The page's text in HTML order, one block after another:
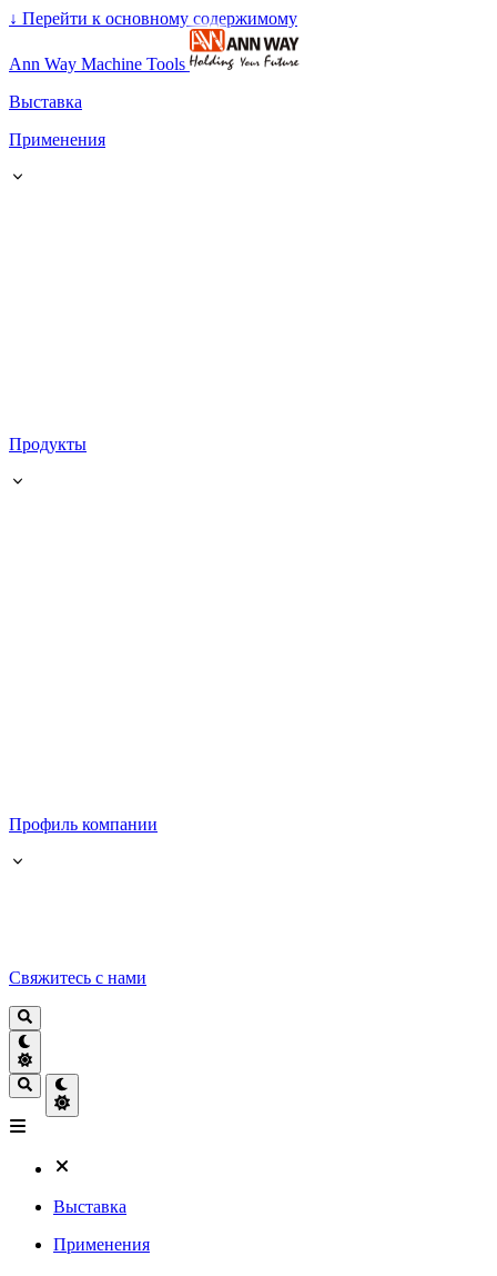
↓ Перейти к основному содержимому
Ann Way Machine Tools
Выставка
Применения
Продукты
Профиль компании
Свяжитесь с нами
Выставка
Применения